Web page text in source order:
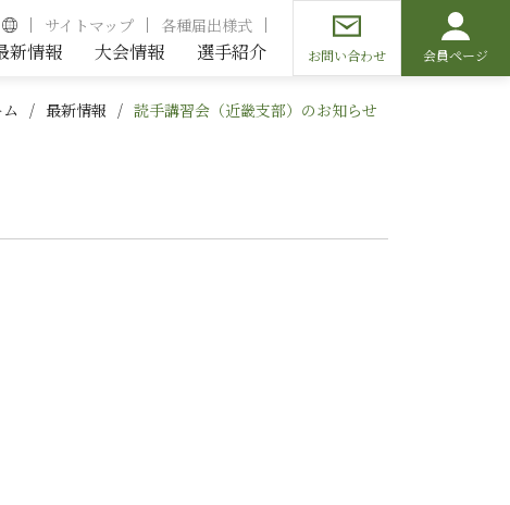
サイトマップ 各種届出様式
新情報 大会情報 選手紹介 お問い合わせ 会員ページ
最新情報 読手講習会（近畿支部）のお知らせ